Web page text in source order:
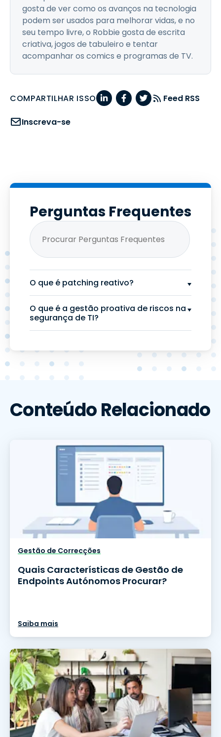
gosta de ver como os avanços na tecnologia
podem ser usados para melhorar vidas, e no
seu tempo livre, o Robbie gosta de escrita
criativa, jogos de tabuleiro e tentar
acompanhar os comics e programas de TV.
COMPARTILHAR ISSO Feed RSS
Inscreva-se
Perguntas Frequentes
O que é patching reativo?
O que é a gestão proativa de riscos na
segurança de TI?
Conteúdo Relacionado
Gestão de Correcções
Quais Características de Gestão de
Endpoints Autónomos Procurar?
Saiba mais